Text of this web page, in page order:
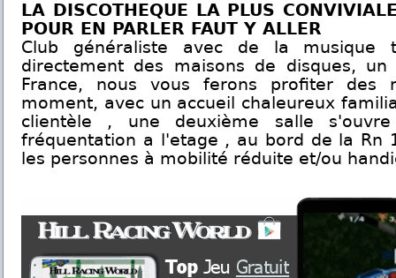
LA DISCOTHEQUE LA PLUS
POUR EN PARLER FAUT Y ALLER
Club généraliste avec de la musique
directement des maisons de disques,
France, nous vous ferons profiter des
moment, avec un accueil chaleureux
clientèle , une deuxième salle
fréquentation a l'etage , au bord de la Rn
les personnes à mobilité réduite et/ou